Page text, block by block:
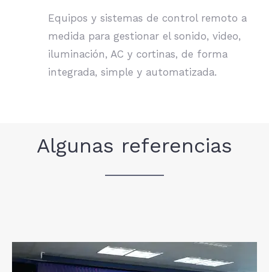
Equipos y sistemas de control remoto a
medida para gestionar el sonido, video,
iluminación, AC y cortinas, de forma
integrada, simple y automatizada.
Algunas referencias